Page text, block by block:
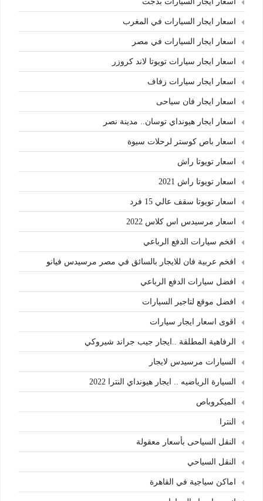
اسعار ايجار السيارات في المغرب
اسعار ايجار السيارات في مصر
اسعار ايجار سيارات تويوتا لاند كروزر
اسعار ايجار سيارات زفاف
اسعار ايجار فان سياحى
اسعار ايجار هيونداي توسان.. مدينة نصر
اسعار باص كوستر لرحلات سيوة
اسعار تويوتا راش
اسعار تويوتا راش 2021
اسعار تويوتا سقف عالي 15 فرد
اسعار مرسيدس اس كلاس 2022
افخم سيارات الدفع الرباعي
افخم عربية فان للايجار بالسائق في مصر مرسيدس فيانو
افضل سيارات الدفع الرباعي
افضل موقع لتاجير السيارات
اقوى اسعار ايجار سيارات
الرفاهية المطلقة ..ايجار جيب جراند شيروكي
السيارات مرسيدس لايجار
السيارة الرياضيه .. ايجار هيونداي النترا 2022
الميكروباص
النترا
النقل السياحى بأسعار معقولة
النقل السياحي
اماكن سياجية في القاهرة